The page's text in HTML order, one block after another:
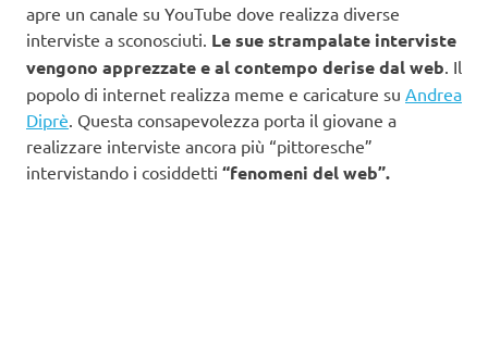
apre un canale su YouTube dove realizza diverse
interviste a sconosciuti. Le sue strampalate interviste
vengono apprezzate e al contempo derise dal web . Il
popolo di internet realizza meme e caricature su Andrea
Diprè . Questa consapevolezza porta il giovane a
realizzare interviste ancora più “pittoresche”
intervistando i cosiddetti “fenomeni del web”.